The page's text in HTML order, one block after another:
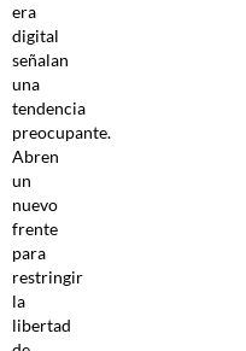
era
digital
señalan
una
tendencia
preocupante.
Abren
un
nuevo
frente
para
restringir
la
libertad